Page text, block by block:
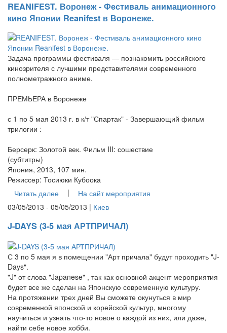
REANIFEST. Воронеж - Фестиваль анимационного
кино Японии Reanifest в Воронеже.
Задача программы фестиваля — познакомить российского
кинозрителя с лучшими представителями современного
полнометражного аниме.
ПРЕМЬЕРА в Воронеже
с 1 по 5 мая 2013 г. в к/т "Спартак" - Завершающий фильм
трилогии :
Берсерк: Золотой век. Фильм III: сошествие
(субтитры)
Япония, 2013, 107 мин.
Режиссер: Тосиюки Кубоока
Читать далее
|
На сайт мероприятия
03/05/2013 - 05/05/2013 | Киев
J-DAYS (3-5 мая АРТПРИЧАЛ)
С 3 по 5 мая я в помещении "Арт причала" будут проходить "J-
Days".
"J" от слова "Japanese" , так как основной акцент мероприятия
будет все же сделан на Японскую современную культуру.
На протяжении трех дней Вы сможете окунуться в мир
современной японской и корейской культур, многому
научиться и узнать что-то новое о каждой из них, или даже,
найти себе новое хобби.